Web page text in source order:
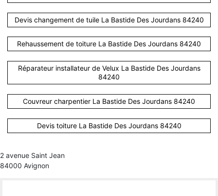
Devis changement de tuile La Bastide Des Jourdans 84240
Rehaussement de toiture La Bastide Des Jourdans 84240
Réparateur installateur de Velux La Bastide Des Jourdans
84240
Couvreur charpentier La Bastide Des Jourdans 84240
Devis toiture La Bastide Des Jourdans 84240
2 avenue Saint Jean
84000 Avignon